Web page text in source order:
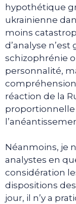
hypothétique
ukrainienne
moins
d’analyse
schizophrénie
personnalité,
compréhension
réaction de la
proportionnelle
Néanmoins, je
analystes en
considération
dispositions
jour, il n’y a